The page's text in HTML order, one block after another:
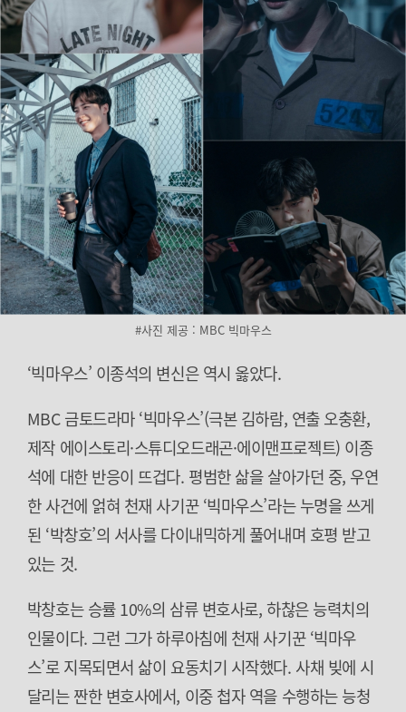
#사진 제공 : MBC 빅마우스
‘빅마우스’ 이종석의 변신은 역시 옳았다.
MBC 금토드라마 ‘빅마우스’(극본 김하람, 연출 오충환,
제작 에이스토리·스튜디오드래곤·에이맨프로젝트) 이종
석에 대한 반응이 뜨겁다. 평범한 삶을 살아가던 중, 우연
한 사건에 얽혀 천재 사기꾼 ‘빅마우스’라는 누명을 쓰게
된 ‘박창호’의 서사를 다이내믹하게 풀어내며 호평 받고
있는 것.
박창호는 승률 10%의 삼류 변호사로, 하찮은 능력치의
인물이다. 그런 그가 하루아침에 천재 사기꾼 ‘빅마우
스’로 지목되면서 삶이 요동치기 시작했다. 사채 빚에 시
달리는 짠한 변호사에서, 이중 첩자 역을 수행하는 능청